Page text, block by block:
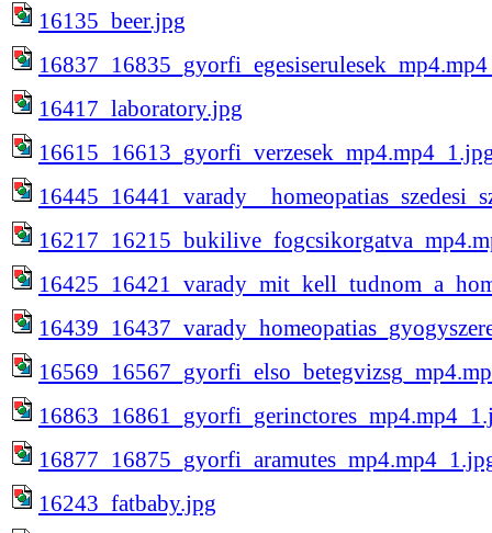
16135_beer.jpg
16417_laboratory.jpg
16243_fatbaby.jpg